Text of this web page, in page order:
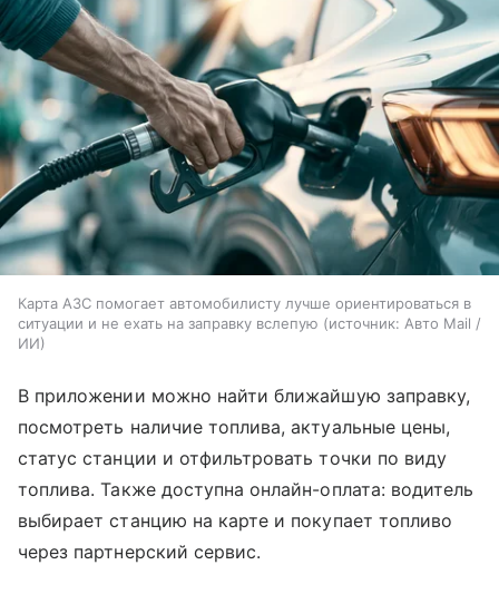
Карта АЗС помогает автомобилисту лучше ориентироваться в
ситуации и не ехать на заправку вслепую
источник: Авто Mail /
ИИ
В приложении можно найти ближайшую заправку,
посмотреть наличие топлива, актуальные цены,
статус станции и отфильтровать точки по виду
топлива. Также доступна онлайн-оплата: водитель
выбирает станцию на карте и покупает топливо
через партнерский сервис.